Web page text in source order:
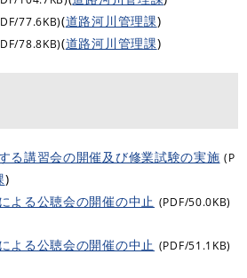
77.6KB)(道路河川管理課)
78.8KB)(道路河川管理課)
る講習会の開催及び修業試験の実施 (P
)
よる公聴会の開催の中止 (PDF/50.0KB)
よる公聴会の開催の中止 (PDF/51.1KB)